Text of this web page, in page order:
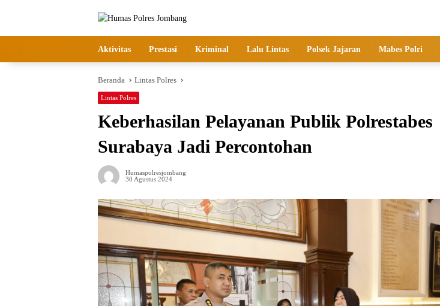
Aktivitas Prestasi Kriminal Lalu Lintas Polsek Jajaran Mabes Polri
Beranda Lintas Polres
Lintas Polres
Keberhasilan Pelayanan Publik Polrestabes
Surabaya Jadi Percontohan
Humaspolresjombang
30 Agustus 2024